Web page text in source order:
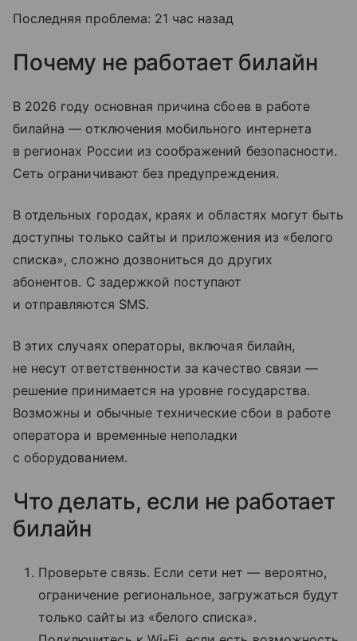
Последняя проблема: 21 час назад
Почему не работает билайн
В 2026 году основная причина сбоев в работе
билайна — отключения мобильного интернета
в регионах России из соображений безопасности.
Сеть ограничивают без предупреждения.
В отдельных городах, краях и областях могут быть
доступны только сайты и приложения из «белого
списка», сложно дозвониться до других
абонентов. С задержкой поступают
и отправляются SMS.
В этих случаях операторы, включая билайн,
не несут ответственности за качество связи —
решение принимается на уровне государства.
Возможны и обычные технические сбои в работе
оператора и временные неполадки
с оборудованием.
Что делать, если не работает
билайн
Проверьте связь. Если сети нет — вероятно,
ограничение региональное, загружаться будут
только сайты из «белого списка».